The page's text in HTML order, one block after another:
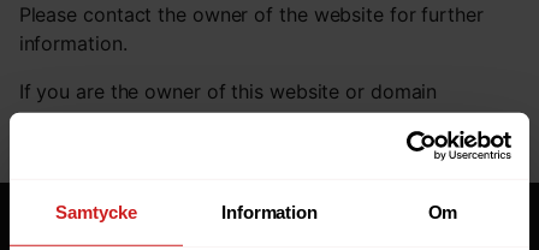
Samtycke Information Om
Please contact the owner of the website for further
information.
If you are the owner of this website or domain
pleaseread this FAQthat goes through the most
common reasons for a website to be suspended.